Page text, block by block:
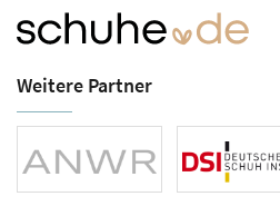
Weitere Partner